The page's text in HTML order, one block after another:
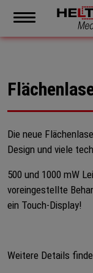
Die neue
Design und viele
500 und 1000 mW
voreingestellte
ein Touch-Display!
Weitere Details